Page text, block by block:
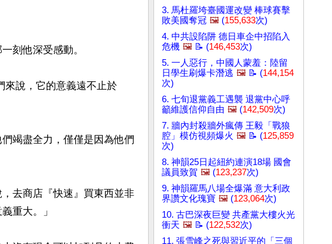
刻他深受感動。
來說，它的意義遠不止於
竭盡全力，僅僅是因為他們
去商店『快速』買東西並非
重大。」
3. 馬杜羅垮臺國運改變 棒球賽擊
敗美國奪冠 🖼️ (155,633次)
4. 中共設陷阱 德日車企中招陷入
危機 🖼️ 📝 (146,453次)
5. 一人惡行，中國人蒙羞：陸留
日學生刷爆卡潛逃 🖼️ 📝 (144,154
次)
6. 七旬退黨義工遇襲 退黨中心呼
籲維護信仰自由 🖼️ (142,509次)
7. 牆內封殺牆外瘋傳 王毅「戰狼
腔」模仿視頻爆火 🖼️ 📝 (125,859
次)
8. 神韻25日起紐約連演18場 國會
議員致賀 🖼️ (123,237次)
9. 神韻羅馬八場全爆滿 意大利政
界讚文化瑰寶 🖼️ (123,064次)
10. 古巴深夜巨變 共產黨大樓火光
衝天 🖼️ 📝 (122,532次)
11. 張雪峰之死與習近平的「三個